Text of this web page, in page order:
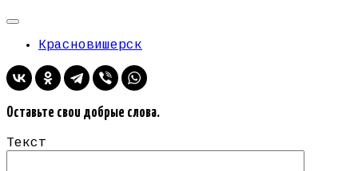
Красновишерск
Оставьте свои добрые слова.
Текст